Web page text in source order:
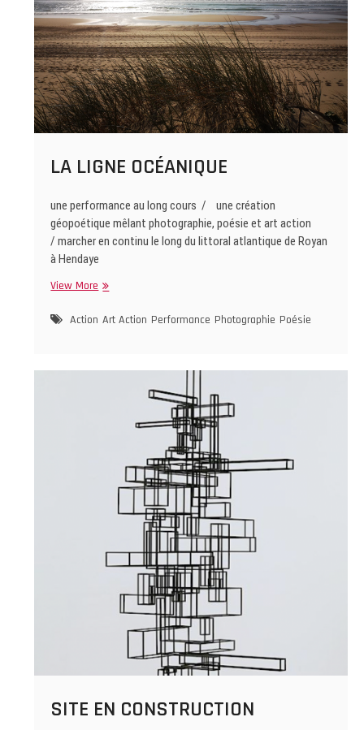
LA LIGNE OCÉANIQUE
une performance au long cours / une création
géopoétique mêlant photographie, poésie et art action
/ marcher en continu le long du littoral atlantique de Royan
à Hendaye
View MoreLA
OCÉANIQUE
Action Art Action Performance Photographie Poésie
SITE EN CONSTRUCTION